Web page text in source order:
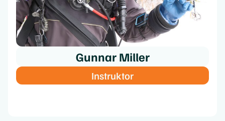
Gunnar Miller
Instruktor